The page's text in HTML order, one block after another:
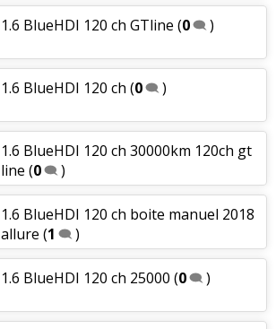
1.6 BlueHDI 120 ch GTline (0 )
1.6 BlueHDI 120 ch (0 )
1.6 BlueHDI 120 ch 30000km 120ch gt
line (0 )
1.6 BlueHDI 120 ch boite manuel 2018
allure (1 )
1.6 BlueHDI 120 ch 25000 (0 )